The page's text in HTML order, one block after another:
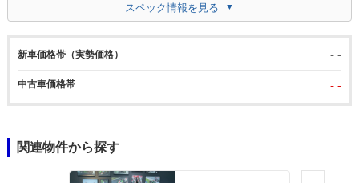
スペック情報を見る
新車価格帯（実勢価格） - -
中古車価格帯 - -
関連物件から探す